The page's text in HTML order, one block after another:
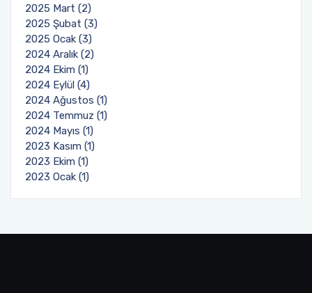
2025 Mart (2)
2025 Şubat (3)
2025 Ocak (3)
2024 Aralık (2)
2024 Ekim (1)
2024 Eylül (4)
2024 Ağustos (1)
2024 Temmuz (1)
2024 Mayıs (1)
2023 Kasım (1)
2023 Ekim (1)
2023 Ocak (1)